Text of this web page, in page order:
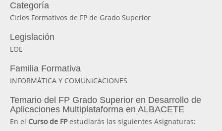
Categoría
Ciclos Formativos de FP de Grado Superior
Legislación
LOE
Familia Formativa
INFORMÁTICA Y COMUNICACIONES
Temario del FP Grado Superior en Desarrollo de
Aplicaciones Multiplataforma en ALBACETE
En el Curso de FPestudiarás las siguientes Asignaturas: